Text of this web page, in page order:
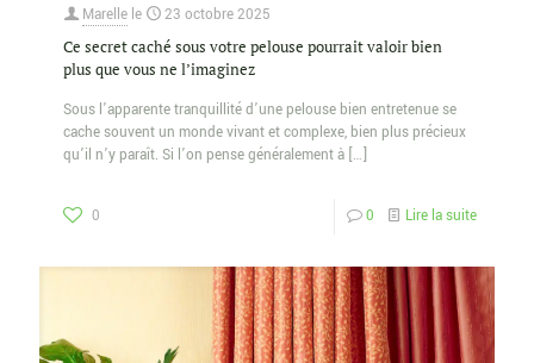
Marelle le 23 octobre 2025
Ce secret caché sous votre pelouse pourrait valoir bien
plus que vous ne l’imaginez
Sous l’apparente tranquillité d’une pelouse bien entretenue se
cache souvent un monde vivant et complexe, bien plus précieux
qu’il n’y paraît. Si l’on pense généralement à […]
0 0 Lire la suite